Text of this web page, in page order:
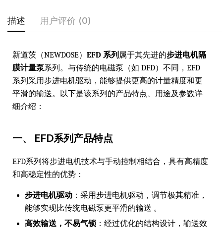
描述 用户评价 (0)
新道茨（NEWDOSE） EFD 系列 属于其先进的步进电机隔
膜计量泵系列。与传统的电磁泵（如 DFD）不同，EFD
系列采用步进电机驱动，能够提供更高的计量精度和更
平滑的输送。以下是该系列的产品特点、用途及参数详
细介绍：
一、 EFD系列产品特点
EFD系列将步进电机技术与手动控制相结合，具有高精度
和高稳定性的优势：
步进电机驱动 ：采用步进电机驱动，调节极其精准，
能够实现比传统电磁泵更平滑的输送 。
高效输送，不易气锁 ：经过优化的结构设计，输送效